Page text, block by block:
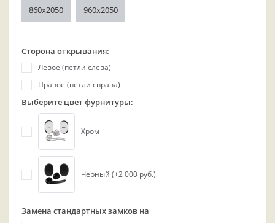
860x2050 960x2050
Сторона открывания:
Левое (петли слева)
Правое (петли справа)
Выберите цвет фурнитуры:
Хром
Черный (+2 000 руб.)
Замена стандартных замков на